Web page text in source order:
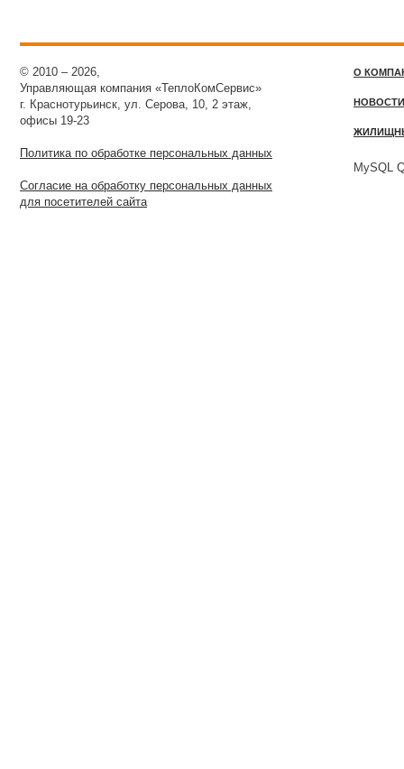
© 2010 – 2026,
Управляющая компания «ТеплоКомСервис»
г. Краснотурьинск, ул. Серова, 10, 2 этаж,
офисы 19-23
Политика по обработке персональных данных
Согласие на обработку персональных данных
для посетителей сайта
О
НОВОСТИ
MySQL